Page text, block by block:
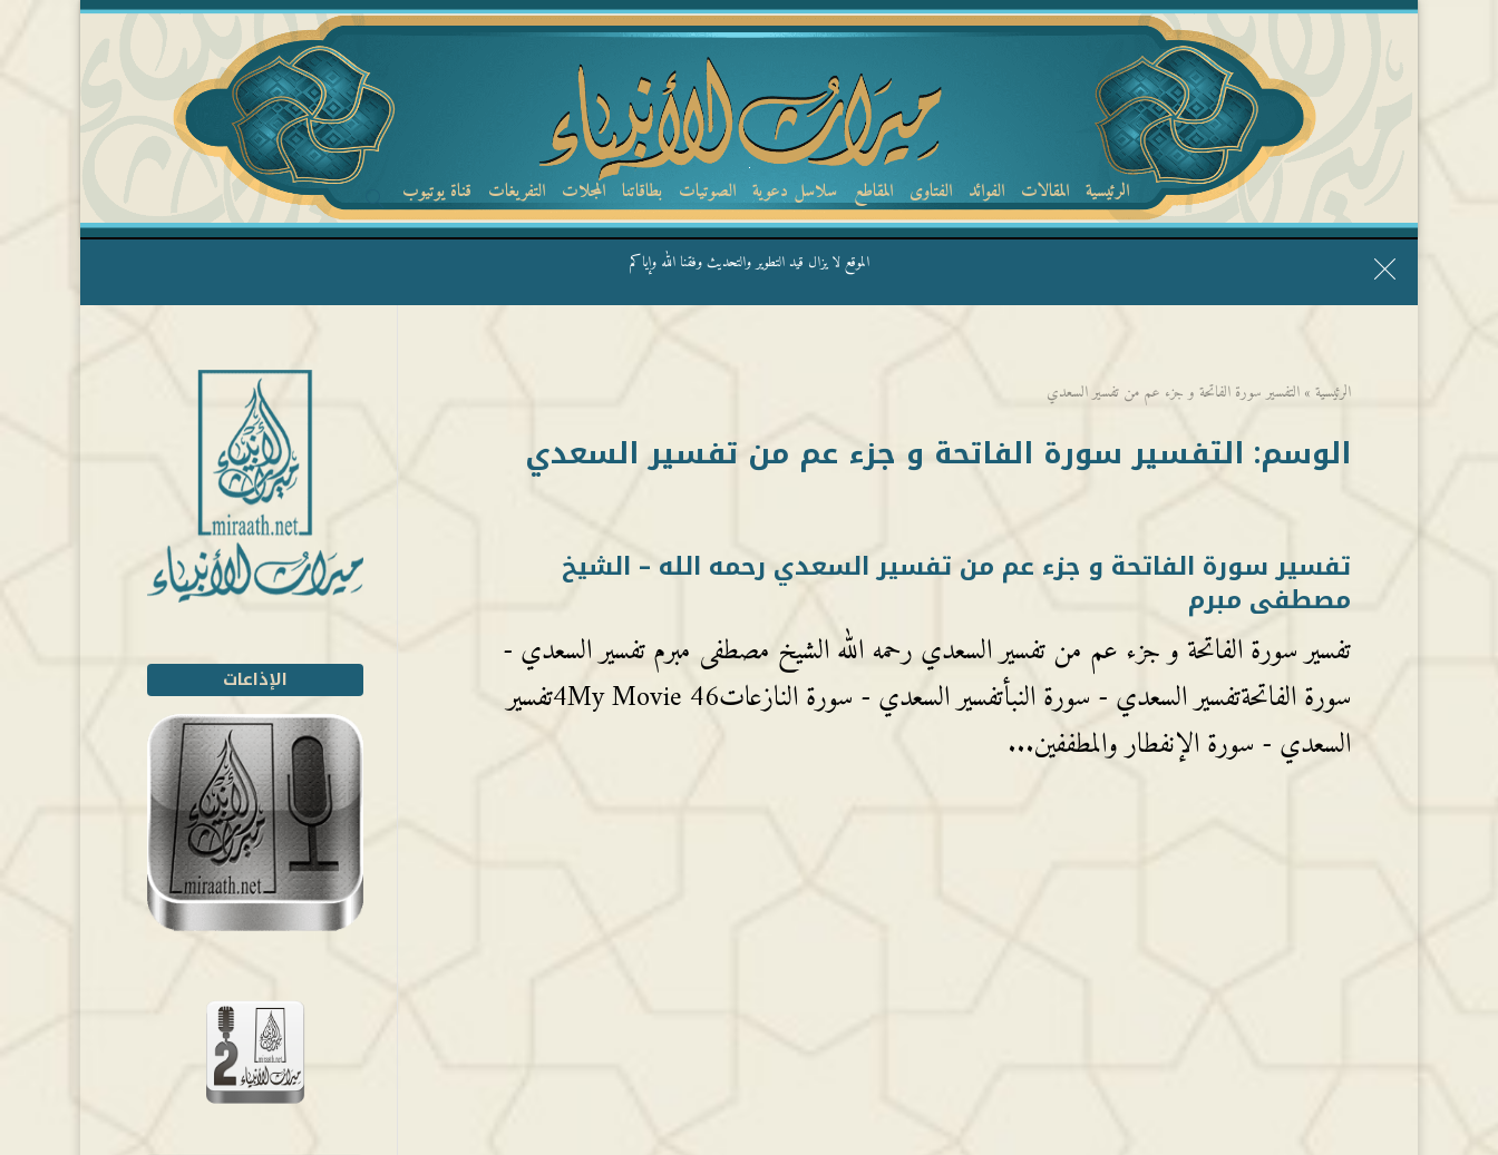
الرئيسية المقالات الفوائد الفتاوى المقاطع سلاسل دعوية الصوتيات بطاقاتنا المجلات التفريغات قناة يوتيوب
الموقع لا يزال قيد التطوير والتحديث وفقنا الله وإياكم
الرئيسية » التفسير سورة الفاتحة و جزء عم من تفسير السعدي
الوسم: التفسير سورة الفاتحة و جزء عم من تفسير السعدي
تفسير سورة الفاتحة و جزء عم من تفسير السعدي رحمه الله – الشيخ
مصطفى مبرم
تفسير سورة الفاتحة و جزء عم من تفسير السعدي رحمه الله الشيخ مصطفى مبرم تفسير السعدي -
سورة الفاتحةتفسير السعدي - سورة النبأتفسير السعدي - سورة النازعات4My Movie 46تفسير
السعدي - سورة الإنفطار والمطففين...
الإذاعات